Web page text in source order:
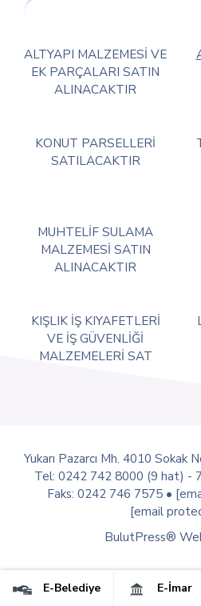
ALTYAPI MALZEMESİ VE
EK PARÇALARI SATIN
ALINACAKTIR
KONUT PARSELLERİ
SATILACAKTIR
MUHTELİF SULAMA
MALZEMESİ SATIN
ALINACAKTIR
KIŞLIK İŞ KIYAFETLERİ
VE İŞ GÜVENLİĞİ
MALZEMELERİ SAT
Yukarı Pazarcı Mh. 4010 Sokak
Tel: 0242 742 8000 (9 hat) -
Faks: 0242 746 7575 •
[email
E-Belediye E-İmar
BulutPress®